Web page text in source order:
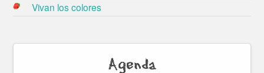
Vivan los colores
Agenda